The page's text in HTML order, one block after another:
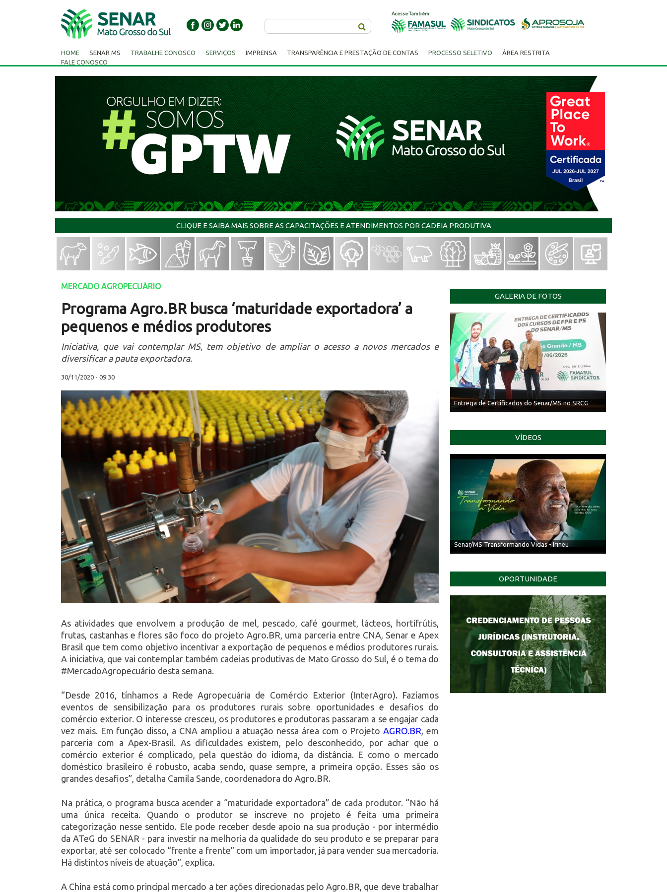
Acesse Também:
HOME SENAR MS TRABALHE CONOSCO SERVIÇOS IMPRENSA TRANSPARÊNCIA E PRESTAÇÃO DE CONTAS PROCESSO SELETIVO
ÁREA RESTRITA
FALE CONOSCO
CLIQUE E SAIBA MAIS SOBRE AS CAPACITAÇÕES E ATENDIMENTOS POR CADEIA PRODUTIVA
GALERIA DE FOTOS
Entrega de Certificados do Senar/MS no SRCG
VÍDEOS
Senar/MS Transformando Vidas - Irineu
OPORTUNIDADE
MERCADO AGROPECUÁRIO
Programa Agro.BR busca ‘maturidade exportadora’ a
pequenos e médios produtores
Iniciativa, que vai contemplar MS, tem objetivo de ampliar o acesso a novos mercados e
diversificar a pauta exportadora.
30/11/2020 - 09:30
As atividades que envolvem a produção de mel, pescado, café gourmet, lácteos, hortifrútis,
frutas, castanhas e flores são foco do projeto Agro.BR, uma parceria entre CNA, Senar e Apex
Brasil que tem como objetivo incentivar a exportação de pequenos e médios produtores rurais.
A iniciativa, que vai contemplar também cadeias produtivas de Mato Grosso do Sul, é o tema do
#MercadoAgropecuário desta semana.
“Desde 2016, tínhamos a Rede Agropecuária de Comércio Exterior (InterAgro). Fazíamos
eventos de sensibilização para os produtores rurais sobre oportunidades e desafios do
comércio exterior. O interesse cresceu, os produtores e produtoras passaram a se engajar cada
vez mais. Em função disso, a CNA ampliou a atuação nessa área com o Projeto AGRO.BR , em
parceria com a Apex-Brasil. As dificuldades existem, pelo desconhecido, por achar que o
comércio exterior é complicado, pela questão do idioma, da distância. E como o mercado
doméstico brasileiro é robusto, acaba sendo, quase sempre, a primeira opção. Esses são os
grandes desafios”, detalha Camila Sande, coordenadora do Agro.BR.
Na prática, o programa busca acender a “maturidade exportadora” de cada produtor. “Não há
uma única receita. Quando o produtor se inscreve no projeto é feita uma primeira
categorização nesse sentido. Ele pode receber desde apoio na sua produção - por intermédio
da ATeG do SENAR - para investir na melhoria da qualidade do seu produto e se preparar para
exportar, até ser colocado “frente a frente” com um importador, já para vender sua mercadoria.
Há distintos níveis de atuação”, explica.
A China está como principal mercado a ter ações direcionadas pelo Agro.BR, que deve trabalhar